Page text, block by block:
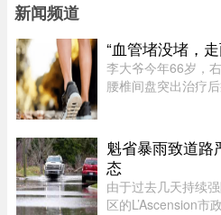
新闻频道
“血管堵没堵，
李大爷今年66岁，
腰椎间盘突出治疗
侧）、胫后动脉（
魁省暴雨致道路
态
由于过去几天持续
区的L’Ascension市